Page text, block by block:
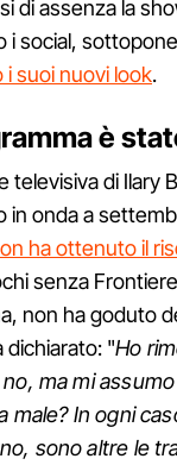
di assenza la
i social,
suoi nuovi look.
è
televisiva di Ilary
in onda a
ha ottenuto il
senza
non ha goduto
dichiarato: "Ho
ma mi
male? In ogni
sono altre le